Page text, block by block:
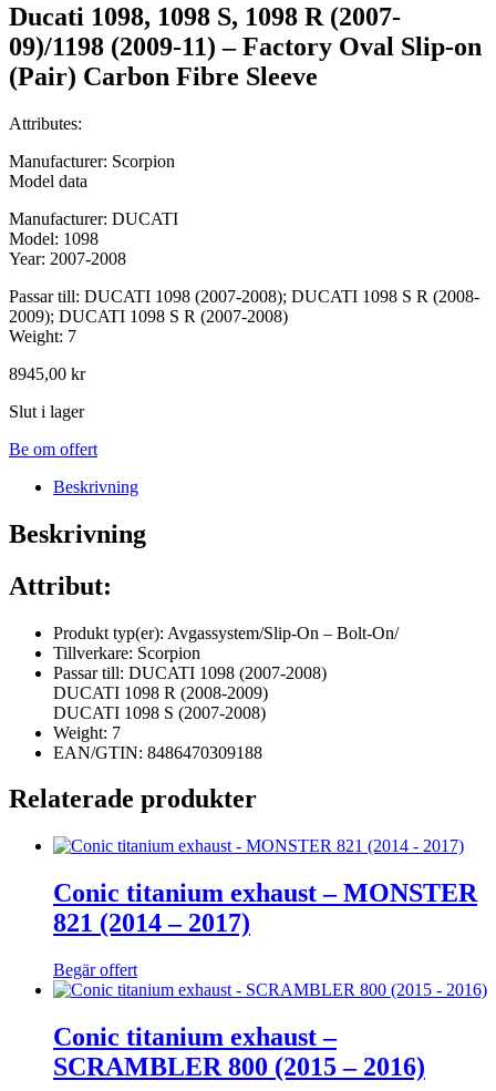
Ducati 1098, 1098 S, 1098 R (2007-
09)/1198 (2009-11) – Factory Oval Slip-on
(Pair) Carbon Fibre Sleeve
Attributes:
Manufacturer: Scorpion
Model data
Manufacturer: DUCATI
Model: 1098
Year: 2007-2008
Passar till: DUCATI 1098 (2007-2008); DUCATI 1098 S R (2008-
2009); DUCATI 1098 S R (2007-2008)
Weight: 7
8945,00 kr
Slut i lager
Be om offert
Beskrivning
Beskrivning
Attribut:
Produkt typ(er): Avgassystem/Slip-On – Bolt-On/
Tillverkare: Scorpion
Passar till: DUCATI 1098 (2007-2008)
DUCATI 1098 R (2008-2009)
DUCATI 1098 S (2007-2008)
Weight: 7
EAN/GTIN: 8486470309188
Relaterade produkter
Conic titanium exhaust – MONSTER
821 (2014 – 2017)
Begär offert
Conic titanium exhaust –
SCRAMBLER 800 (2015 – 2016)